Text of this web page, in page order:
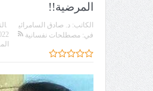
المرضية!!
الكاتب: د. صادق السامرائي
في: مصطلحات نفسانية